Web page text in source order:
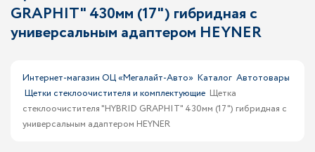
GRAPHIT" 430мм (17") гибридная с
универсальным адаптером HEYNER
Интернет-магазин ОЦ «Мегалайт-Авто» Каталог Автотовары
Щетки стеклоочистителя и комплектующие Щетка
стеклоочистителя "HYBRID GRAPHIT" 430мм (17") гибридная с
универсальным адаптером HEYNER